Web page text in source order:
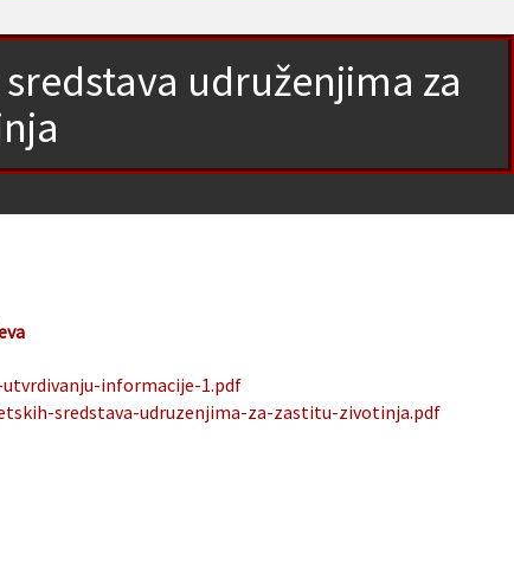
udruženjima za
informacije-1.pdf
sredstava-udruzenjima-za-zastitu-zivotinja.pdf